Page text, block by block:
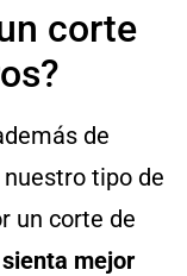
corte
de
tipo de
un corte de
mejor